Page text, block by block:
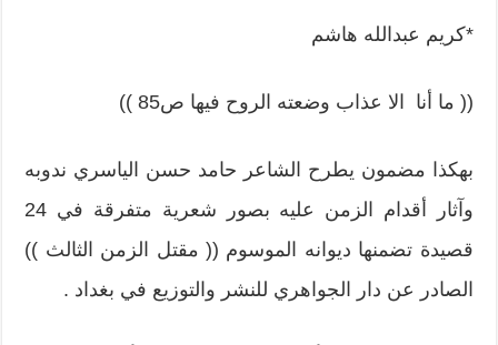
*كريم عبدالله هاشم
(( ما أنا الا عذاب وضعته الروح فيها ص85 ))
بهكذا مضمون يطرح الشاعر حامد حسن الياسري ندوبه
وآثار أقدام الزمن عليه بصور شعرية متفرقة في 24
قصيدة تضمنها ديوانه الموسوم (( مقتل الزمن الثالث ))
الصادر عن دار الجواهري للنشر والتوزيع في بغداد .